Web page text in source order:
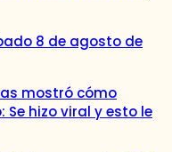
8 de agosto de
mostró cómo
hizo viral y esto le